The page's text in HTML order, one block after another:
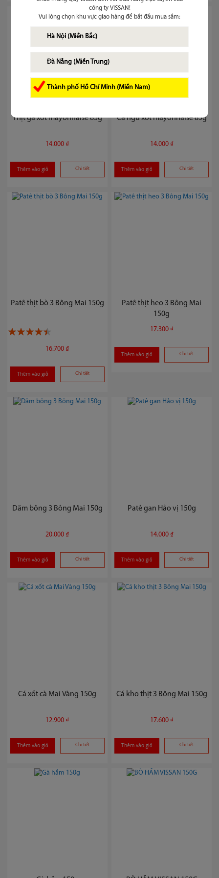
công ty VISSAN!
Vui lòng chọn khu vực giao hàng để bắt đầu mua sắm:
Hà Nội (Miền Bắc)
Đà Nẵng (Miền Trung)
Thành phố Hồ Chí Minh (Miền Nam)
Thịt gà xốt mayonnaise 85g
14.000 ₫
Thêm vào giỏ Chi tiết
Cá ngừ xốt mayonnaise 85g
14.000 ₫
Thêm vào giỏ Chi tiết
Patê thịt bò 3 Bông Mai 150g
16.700 ₫
Thêm vào giỏ Chi tiết
Patê thịt heo 3 Bông Mai
150g
17.300 ₫
Thêm vào giỏ Chi tiết
Dăm bông 3 Bông Mai 150g
20.000 ₫
Thêm vào giỏ Chi tiết
Patê gan Hảo vị 150g
14.000 ₫
Thêm vào giỏ Chi tiết
Cá xốt cà Mai Vàng 150g
12.900 ₫
Thêm vào giỏ Chi tiết
Cá kho thịt 3 Bông Mai 150g
17.600 ₫
Thêm vào giỏ Chi tiết